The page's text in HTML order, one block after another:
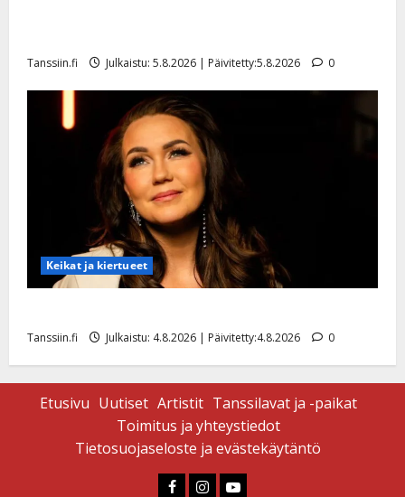
Tanssiin.fi Julkaistu: 5.8.2026 | Päivitetty:5.8.2026 0
Keikat ja kiertueet
Tanssiin.fi Julkaistu: 4.8.2026 | Päivitetty:4.8.2026 0
Etusivu Uutiset Artistit Tanssilavat ja -paikat
Toimitus ja yhteystiedot
Tietosuojaseloste ja evästekäytäntö
Faceboook
Instagram
Youtube